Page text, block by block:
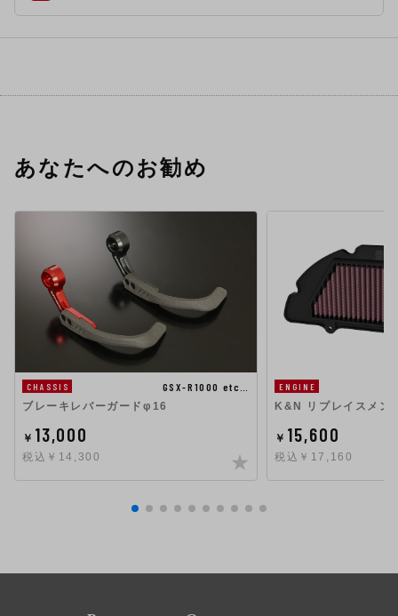
あなたへのお勧め
CHASSIS
GSX-R1000 etc…
ブレーキレバーガードφ16
￥ 13,000
税込￥14,300
ENGINE
K&N リプレイスメン
￥ 15,600
税込￥17,160